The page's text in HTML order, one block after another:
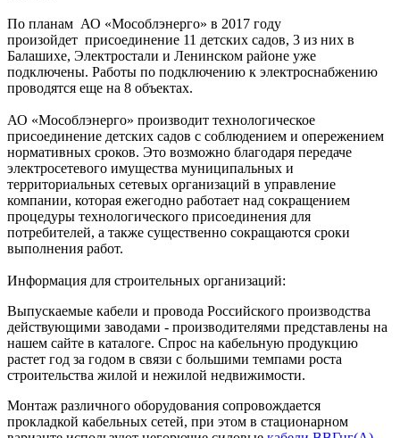
По планам АО «Мособлэнерго» в 2017 году
произойдет присоединение 11 детских садов, 3 из них в
Балашихе, Электростали и Ленинском районе уже
подключены. Работы по подключению к электроснабжению
проводятся еще на 8 объектах.
АО «Мособлэнерго» производит технологическое
присоединение детских садов с соблюдением и опережением
нормативных сроков. Это возможно благодаря передаче
электросетевого имущества муниципальных и
территориальных сетевых организаций в управление
компании, которая ежегодно работает над сокращением
процедуры технологического присоединения для
потребителей, а также существенно сокращаются сроки
выполнения работ.
Информация для строительных организаций:
Выпускаемые кабели и провода Российского производства
действующими заводами - производителями представлены на
нашем сайте в каталоге. Спрос на кабельную продукцию
растет год за годом в связи с большими темпами роста
строительства жилой и нежилой недвижимости.
Монтаж различного оборудования сопровождается
прокладкой кабельных сетей, при этом в стационарном